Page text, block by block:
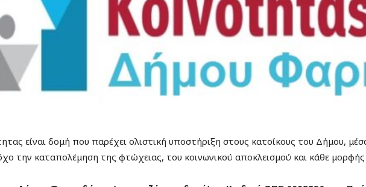
είναι δομή που παρέχει ολιστική υποστήριξη στους κατοίκους του Δήμου,
την καταπολέμηση της φτώχειας, του κοινωνικού αποκλεισμού και κάθε μορφής